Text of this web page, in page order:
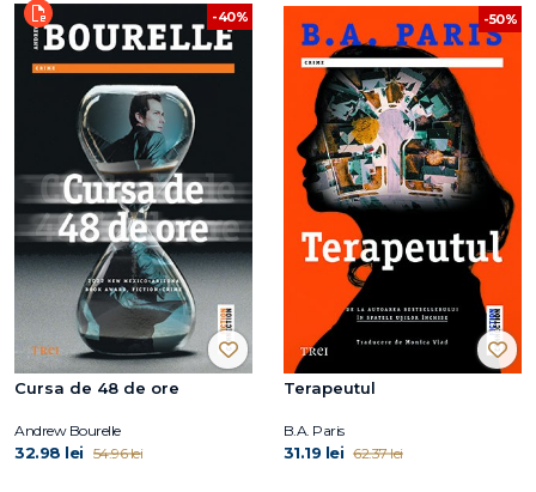
-40%
Cursa de 48 de ore
Andrew Bourelle
32.98 lei 54.96 lei
-50%
Terapeutul
B.A. Paris
31.19 lei 62.37 lei